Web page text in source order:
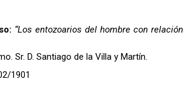
“Los entozoarios del hombre con relación
Sr. D. Santiago de la Villa y Martín.
1901